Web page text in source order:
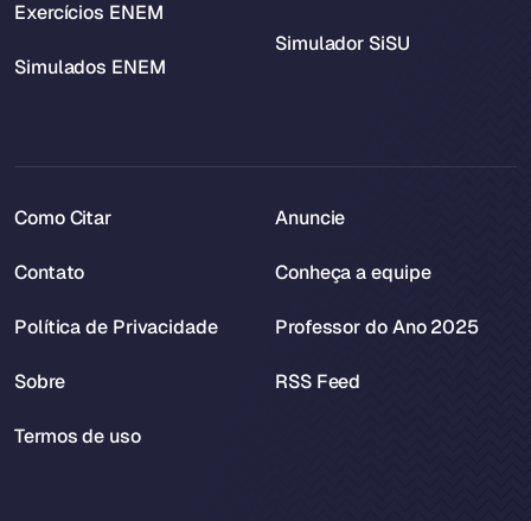
Exercícios ENEM
Simulados ENEM
Simulador SiSU
Como Citar
Contato
Política de Privacidade
Sobre
Termos de uso
Anuncie
Conheça a equipe
Professor do Ano 2025
RSS Feed